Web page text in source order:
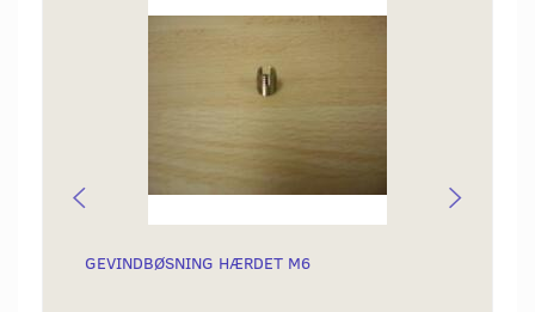
GEVINDBØSNING HÆRDET M6